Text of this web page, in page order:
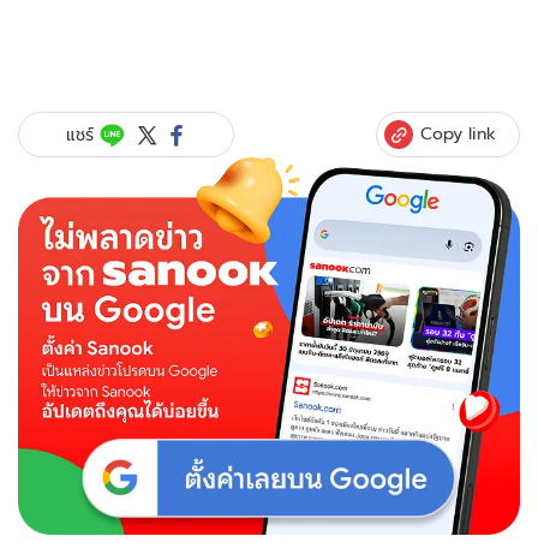
แชร์ Copy link